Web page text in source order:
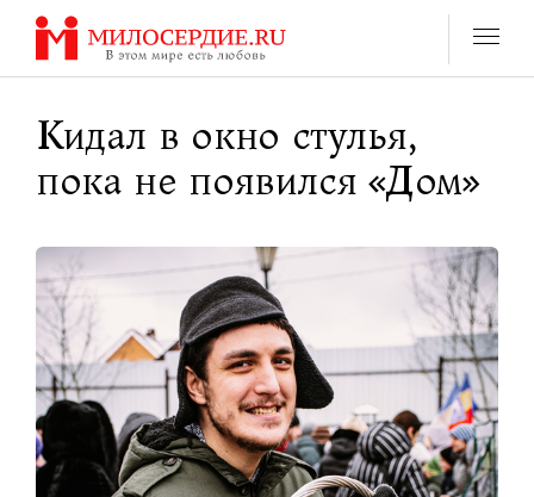
Перейти
содержанию
Кидал в окно стулья,
пока не появился «Дом»